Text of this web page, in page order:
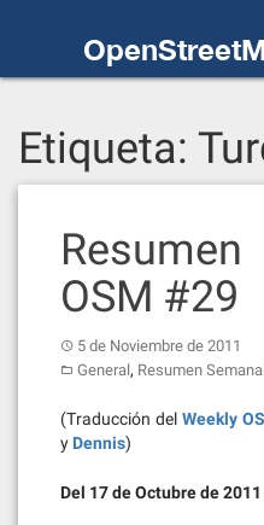
Etiqueta:
OSM #29
5 de Noviembre de 2011
General, Resumen Semanal
(Traducción delWeekly
y Dennis)
Del 17 de Octubre de